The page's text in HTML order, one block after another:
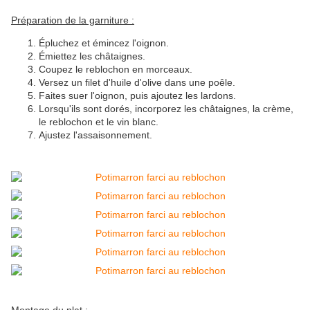
Préparation de la garniture :
Épluchez et émincez l'oignon.
Émiettez les châtaignes.
Coupez le reblochon en morceaux.
Versez un filet d'huile d'olive dans une poêle.
Faites suer l'oignon, puis ajoutez les lardons.
Lorsqu'ils sont dorés, incorporez les châtaignes, la crème,
le reblochon et le vin blanc.
Ajustez l'assaisonnement.